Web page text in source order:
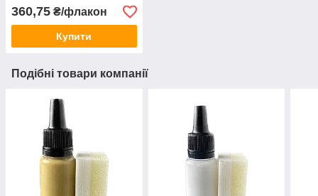
360,75 ₴/флакон
Купити
Подібні товари компанії